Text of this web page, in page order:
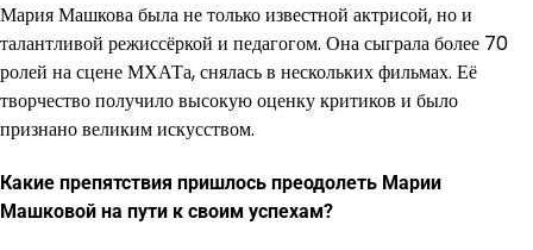
Мария Машкова была не только известной актрисой, но и
талантливой режиссёркой и педагогом. Она сыграла более 70
ролей на сцене МХАТа, снялась в нескольких фильмах. Её
творчество получило высокую оценку критиков и было
признано великим искусством.
Какие препятствия пришлось преодолеть Марии
Машковой на пути к своим успехам?